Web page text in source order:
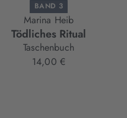
BAND 3
Marina Heib
Tödliches Ritual
Taschenbuch
14,00 €